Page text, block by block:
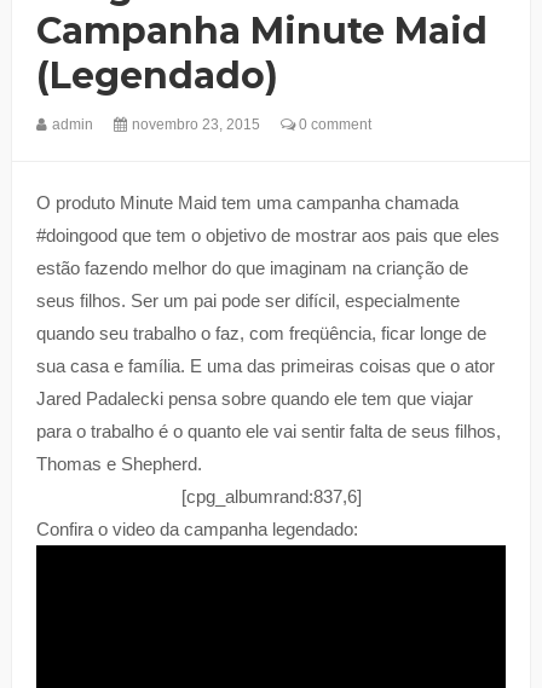
Campanha Minute Maid
(legendado)
admin novembro 23, 2015 0 comment
O produto Minute Maid tem uma campanha chamada
#doingood que tem o objetivo de mostrar aos pais que eles
estão fazendo melhor do que imaginam na crianção de
seus filhos. Ser um pai pode ser difícil, especialmente
quando seu trabalho o faz, com freqüência, ficar longe de
sua casa e família. E uma das primeiras coisas que o ator
Jared Padalecki pensa sobre quando ele tem que viajar
para o trabalho é o quanto ele vai sentir falta de seus filhos,
Thomas e Shepherd.
[cpg_albumrand:837,6]
Confira o video da campanha legendado: